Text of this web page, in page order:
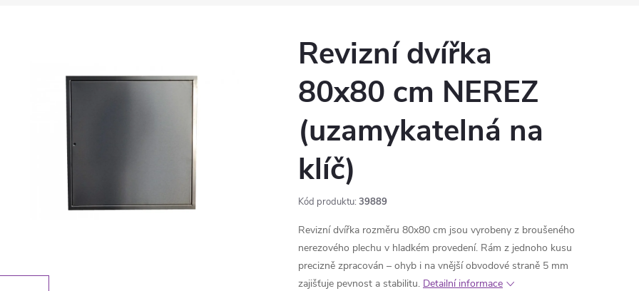
Revizní dvířka
80x80 cm NEREZ
(uzamykatelná na
klíč)
Kód produktu: 39889
Revizní dvířka rozměru 80x80 cm jsou vyrobeny z broušeného
nerezového plechu v hladkém provedení. Rám z jednoho kusu
precizně zpracován – ohyb i na vnější obvodové straně 5 mm
zajišťuje pevnost a stabilitu. Detailní informace